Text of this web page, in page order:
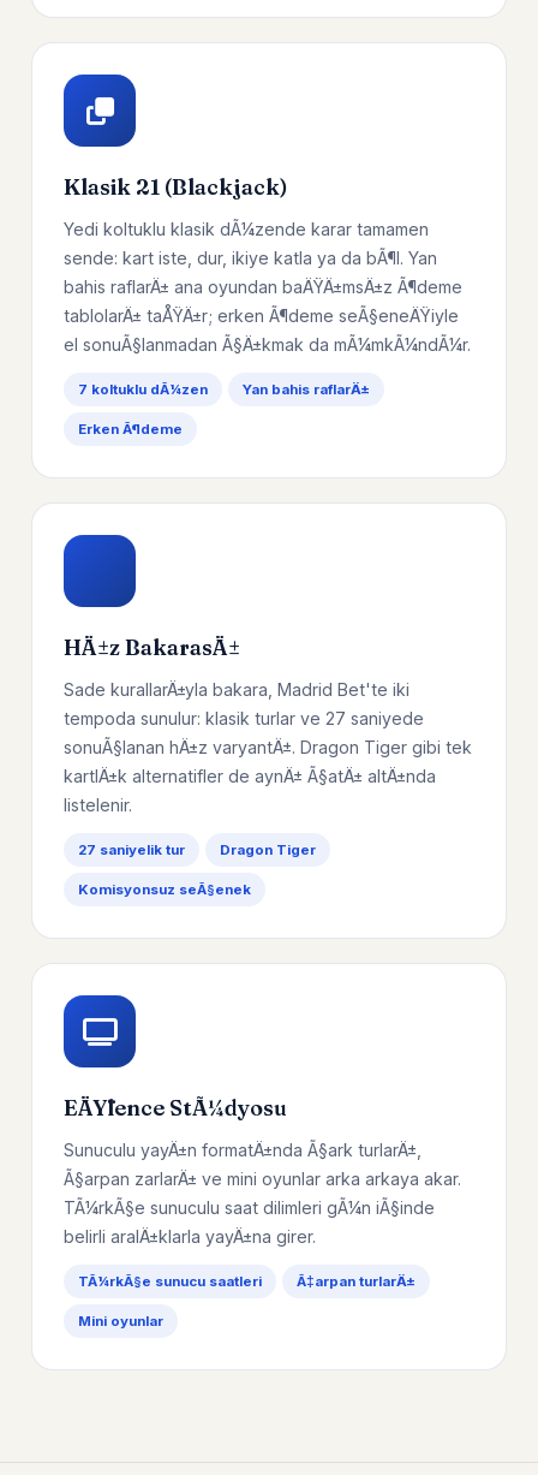
Klasik 21 (Blackjack)
Yedi koltuklu klasik dÃ¼zende karar tamamen
sende: kart iste, dur, ikiye katla ya da bÃ¶l. Yan
bahis raflarÄ± ana oyundan baÄŸÄ±msÄ±z Ã¶deme
tablolarÄ± taÅŸÄ±r; erken Ã¶deme seÃ§eneÄŸiyle
el sonuÃ§lanmadan Ã§Ä±kmak da mÃ¼mkÃ¼ndÃ¼r.
7 koltuklu dÃ¼zen Yan bahis raflarÄ±
Erken Ã¶deme
HÄ±z BakarasÄ±
Sade kurallarÄ±yla bakara, Madrid Bet'te iki
tempoda sunulur: klasik turlar ve 27 saniyede
sonuÃ§lanan hÄ±z varyantÄ±. Dragon Tiger gibi tek
kartlÄ±k alternatifler de aynÄ± Ã§atÄ± altÄ±nda
listelenir.
27 saniyelik tur Dragon Tiger
Komisyonsuz seÃ§enek
EÄŸlence StÃ¼dyosu
Sunuculu yayÄ±n formatÄ±nda Ã§ark turlarÄ±,
Ã§arpan zarlarÄ± ve mini oyunlar arka arkaya akar.
TÃ¼rkÃ§e sunuculu saat dilimleri gÃ¼n iÃ§inde
belirli aralÄ±klarla yayÄ±na girer.
TÃ¼rkÃ§e sunucu saatleri Ã‡arpan turlarÄ±
Mini oyunlar